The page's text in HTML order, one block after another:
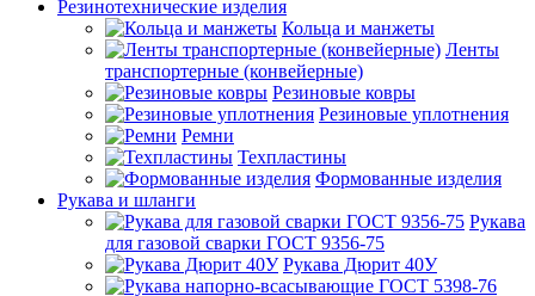
Резинотехнические изделия
Кольца и манжеты
Ленты
транспортерные (конвейерные)
Резиновые ковры
Резиновые уплотнения
Ремни
Техпластины
Формованные изделия
Рукава и шланги
Рукава
для газовой сварки ГОСТ 9356-75
Рукава Дюрит 40У